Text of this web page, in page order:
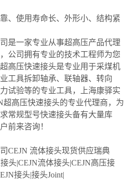
、使用寿命长、外形小、结构紧
是一家专业从事超高压产品代理
公司拥有专业的技术工程师为您
高压快速接头是专业用于采煤机
工具拆卸轴承、联轴器、转向
试验等的专业工具，上海康驿实
超高压快速接头的专业代理商，为
常规型号快速接头备有大量库
前来咨询！
CEJN 流体接头现货供应瑞典
头|CEJN流体接头|CEJN高压接
接头|接头Joint|